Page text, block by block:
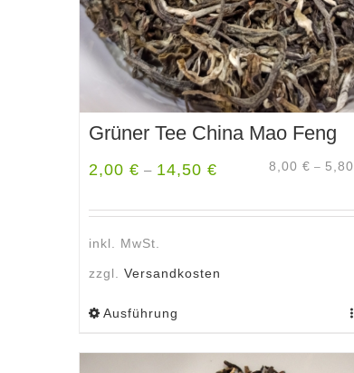
gewählt
werden
Grüner Tee China Mao Feng
2,00 € – 14,50 € 8,00 € – 5,80
inkl. MwSt.
zzgl. Versandkosten
Ausführung